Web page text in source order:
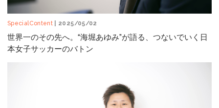
SpecialContent | 2025/05/02
世界一のその先へ。“海堀あゆみ”が語る、つないでいく日
本女子サッカーのバトン